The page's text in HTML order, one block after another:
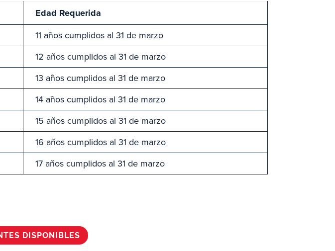
Edad Requerida
11 años cumplidos al 31 de marzo
12 años cumplidos al 31 de marzo
13 años cumplidos al 31 de marzo
14 años cumplidos al 31 de marzo
15 años cumplidos al 31 de marzo
16 años cumplidos al 31 de marzo
17 años cumplidos al 31 de marzo
DISPONIBLES